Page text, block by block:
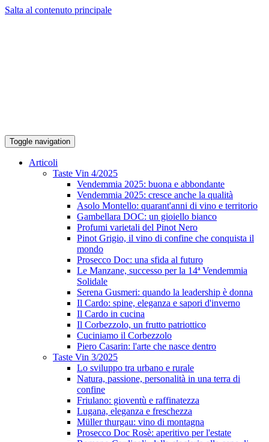
Salta al contenuto principale
Toggle navigation
Articoli
Taste Vin 4/2025
Vendemmia 2025: buona e abbondante
Vendemmia 2025: cresce anche la qualità
Asolo Montello: quarant'anni di vino e territorio
Gambellara DOC: un gioiello bianco
Profumi varietali del Pinot Nero
Pinot Grigio, il vino di confine che conquista il
mondo
Prosecco Doc: una sfida al futuro
Le Manzane, successo per la 14ª Vendemmia
Solidale
Serena Gusmeri: quando la leadership è donna
Il Cardo: spine, eleganza e sapori d'inverno
Il Cardo in cucina
Il Corbezzolo, un frutto patriottico
Cuciniamo il Corbezzolo
Piero Casarin: l'arte che nasce dentro
Taste Vin 3/2025
Lo sviluppo tra urbano e rurale
Natura, passione, personalità in una terra di
confine
Friulano: gioventù e raffinatezza
Lugana, eleganza e freschezza
Müller thurgau: vino di montagna
Prosecco Doc Rosè: aperitivo per l'estate